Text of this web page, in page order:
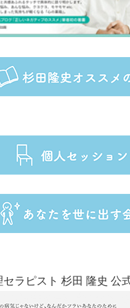
セラピスト 杉田 隆史 公